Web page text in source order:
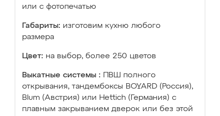
или с фотопечатью
Габариты: изготовим кухню любого
размера
Цвет: на выбор, более 250 цветов
Выкатные системы :
ПВШ полного
открывания, тандембоксы BOYARD (Россия),
Blum (Австрия) или Hettich (Германия) с
плавным закрыванием дверок или без этой